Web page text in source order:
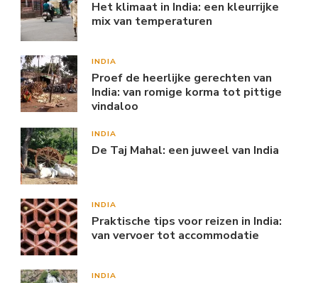
Het klimaat in India: een kleurrijke
mix van temperaturen
INDIA
Proef de heerlijke gerechten van
India: van romige korma tot pittige
vindaloo
INDIA
De Taj Mahal: een juweel van India
INDIA
Praktische tips voor reizen in India:
van vervoer tot accommodatie
INDIA